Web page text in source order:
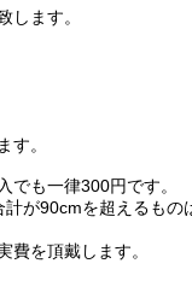
します。
す。
も一律300円です。
が90cmを超えるもの
費を頂戴します。